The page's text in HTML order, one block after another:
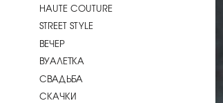
HAUTE COUTURE
STREET STYLE
ВЕЧЕР
ВУАЛЕТКА
CВАДЬБА
СКАЧКИ